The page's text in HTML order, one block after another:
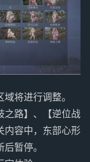
将进行调整。
之路】、【逆位战
内容中，东部心形
暂停。